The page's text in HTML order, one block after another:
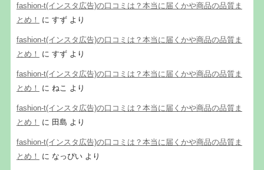
fashion-t(インスタ広告)の口コミは？本当に届くかや商品の品質ま
とめ！
に すずより
fashion-t(インスタ広告)の口コミは？本当に届くかや商品の品質ま
とめ！
に すずより
fashion-t(インスタ広告)の口コミは？本当に届くかや商品の品質ま
とめ！
に ねこ より
fashion-t(インスタ広告)の口コミは？本当に届くかや商品の品質ま
とめ！
に 田島 より
fashion-t(インスタ広告)の口コミは？本当に届くかや商品の品質ま
とめ！
に なっぴいより